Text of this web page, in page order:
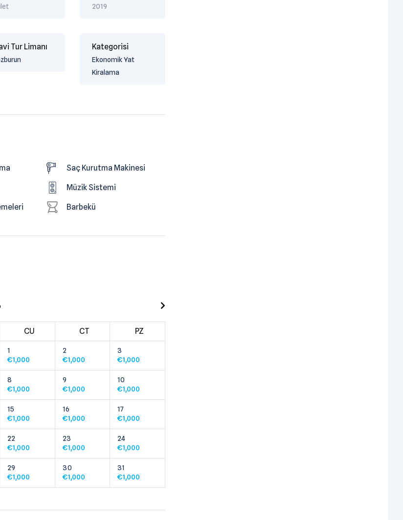
2019
Tur Limanı Kategorisi
Ekonomik Yat
Kiralama
Saç Kurutma Makinesi
Müzik Sistemi
Barbekü
CU CT PZ
1
€1,000
2
€1,000
3
€1,000
8
€1,000
9
€1,000
10
€1,000
15
€1,000
16
€1,000
17
€1,000
22
€1,000
23
€1,000
24
€1,000
29
€1,000
30
€1,000
31
€1,000